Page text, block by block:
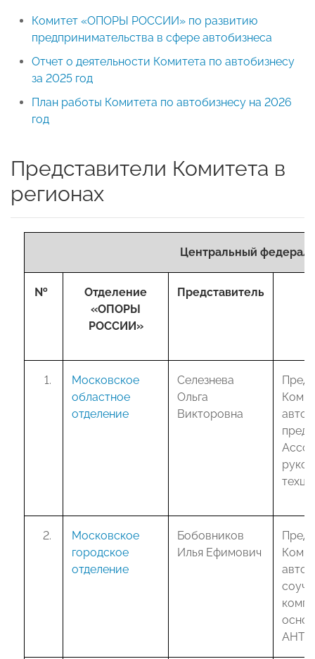
Комитет «ОПОРЫ РОССИИ» по развитию
предпринимательства в сфере автобизнеса
Отчет о деятельности Комитета по автобизнесу
за 2025 год
План работы Комитета по автобизнесу на 2026
год
Представители Комитета в
регионах
Центральный
№
Отделение
«ОПОРЫ
РОССИИ»
Представитель
Московское
областное
отделение
Селезнева
Ольга
Викторовна
Московское
городское
отделение
Бобовников
Илья Ефимович